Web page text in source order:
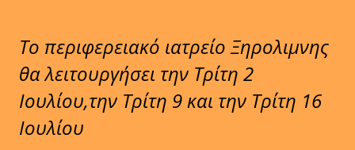
Το περιφερειακό ιατρείο Ξηρολιμνης
θα λειτουργήσει την Τρίτη 2
Ιουλίου,την Τρίτη 9 και την Τρίτη 16
Ιουλίου